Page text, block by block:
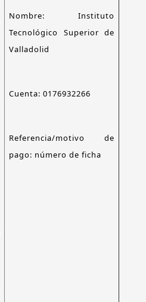
Nombre: Instituto
Tecnológico Superior de
Valladolid
Cuenta: 0176932266
Referencia/motivo de
pago: número de ficha